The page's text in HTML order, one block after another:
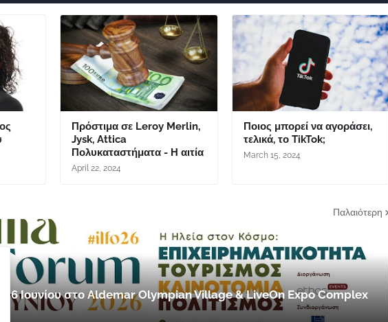
Πρόστιμα σε Leroy Merlin,
Jysk, Attica
Πολυκαταστήματα - Η αιτία
April 22, 2024
Ποιος μπορεί να αγοράσει,
τελικά, το TikTok;
March 15, 2024
Παλαιότερη
& 6 Ιουνίου στο Aldemar Olympian Village & LiveOn Expo Complex